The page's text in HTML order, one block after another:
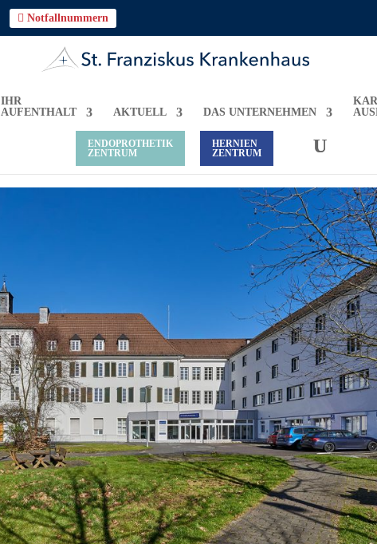
 Notfallnummern
IHR
AUFENTHALT
AKTUELL DAS UNTERNEHMEN
ENDOPROTHETIK
ZENTRUM
HERNIEN
ZENTRUM